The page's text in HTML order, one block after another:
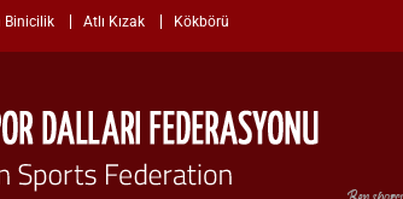
Binicilik Atlı Kızak Kökbörü